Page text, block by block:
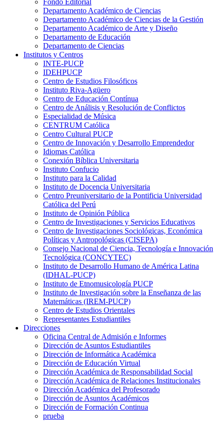
Fondo Editorial
Departamento Académico de Ciencias
Departamento Académico de Ciencias de la Gestión
Departamento Académico de Arte y Diseño
Departamento de Educación
Departamento de Ciencias
Institutos y Centros
INTE-PUCP
IDEHPUCP
Centro de Estudios Filosóficos
Instituto Riva-Agüero
Centro de Educación Contínua
Centro de Análisis y Resolución de Conflictos
Especialidad de Música
CENTRUM Católica
Centro Cultural PUCP
Centro de Innovación y Desarrollo Emprendedor
Idiomas Católica
Conexión Bíblica Universitaria
Instituto Confucio
Instituto para la Calidad
Instituto de Docencia Universitaria
Centro Preuniversitario de la Pontificia Universidad
Católica del Perú
Instituto de Opinión Pública
Centro de Investigaciones y Servicios Educativos
Centro de Investigaciones Sociológicas, Económica
Políticas y Antropológicas (CISEPA)
Consejo Nacional de Ciencia, Tecnología e Innovación
Tecnológica (CONCYTEC)
Instituto de Desarrollo Humano de América Latina
(IDHAL-PUCP)
Instituto de Etnomusicología PUCP
Instituto de Investigación sobre la Enseñanza de las
Matemáticas (IREM-PUCP)
Centro de Estudios Orientales
Representantes Estudiantiles
Direcciones
Oficina Central de Admisión e Informes
Dirección de Asuntos Estudiantiles
Dirección de Informática Académica
Dirección de Educación Virtual
Dirección Académica de Responsabilidad Social
Dirección Académica de Relaciones Institucionales
Dirección Académica del Profesorado
Dirección de Asuntos Académicos
Dirección de Formación Continua
prueba